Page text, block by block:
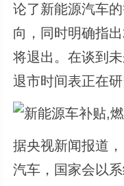
论了新能源汽车
向，同时明确指
将退出。在谈到
退市时间表正在研
据央视新闻报道
汽车，国家会以